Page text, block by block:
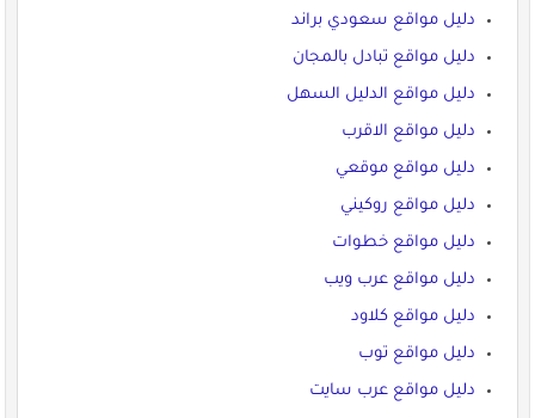
دليل مواقع سعودي براند
دليل مواقع تبادل بالمجان
دليل مواقع الدليل السهل
دليل مواقع الاقرب
دليل مواقع موقعي
دليل مواقع روكيني
دليل مواقع خطوات
دليل مواقع عرب ويب
دليل مواقع كلاود
دليل مواقع توب
دليل مواقع عرب سايت